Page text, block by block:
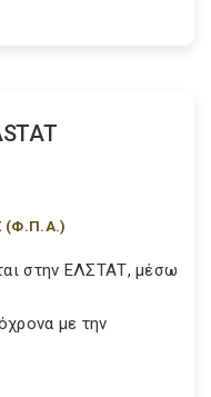
(Φ.Π.Α.)
στην ΕΛΣΤΑΤ, μέσω
με την